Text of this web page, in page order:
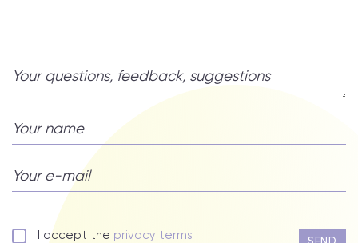
I accept the privacy terms